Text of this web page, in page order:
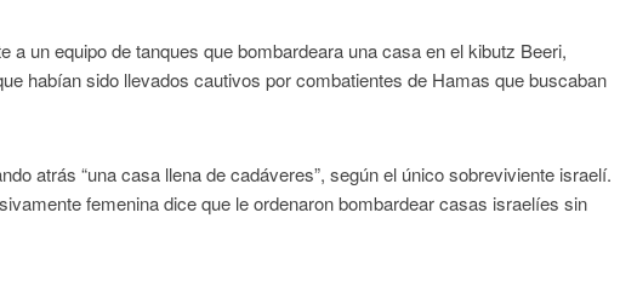
un equipo de tanques que bombardeara una casa en el kibutz Beeri,
habían sido llevados cautivos por combatientes de Hamas que buscaban
atrás “una casa llena de cadáveres”, según el único sobreviviente israelí.
femenina dice que le ordenaron bombardear casas israelíes sin